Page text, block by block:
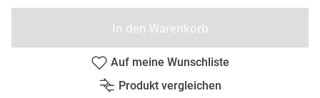
In den Warenkorb
Auf meine Wunschliste
Produkt vergleichen